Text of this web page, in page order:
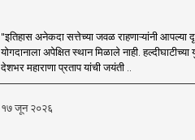
"इतिहास अनेकदा सत्तेच्या जवळ राहणाऱ्यांनी आपल्या
योगदानाला अपेक्षित स्थान मिळाले नाही.
देशभर महाराणा प्रताप यांची जयंती ..
१७ जून २०२६